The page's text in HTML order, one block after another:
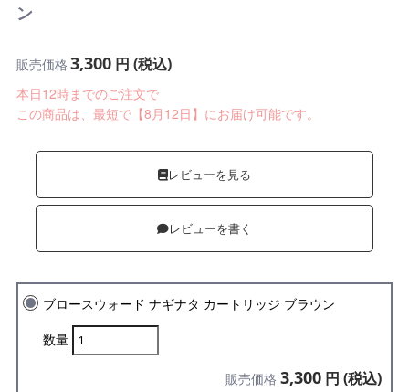
ン
販売価格 3,300円 (税込)
本日12時までのご注文で
この商品は、最短で【8月12日】にお届け可能です。
レビューを見る
レビューを書く
ブロースウォード ナギナタ カートリッジ ブラウン
数量
販売価格 3,300 円 (税込)